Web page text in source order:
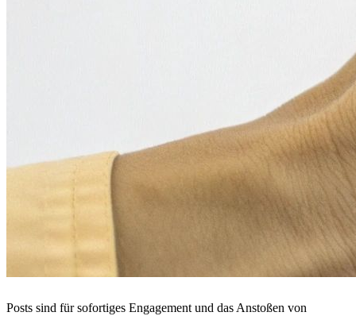
Posts sind für sofortiges Engagement und das Anstoßen von